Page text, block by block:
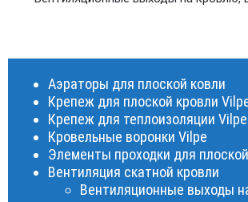
Аэраторы для плоской ковли
Крепеж для плоской кровли
Крепеж для теплоизоляции Vilpe
Кровельные воронки Vilpe
Элементы проходки для
Вентиляция скатной кровли
Вентиляционные выходы